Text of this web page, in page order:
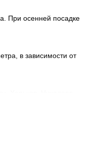
При осенней посадке
в зависимости от